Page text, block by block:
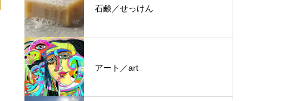
石鹸／せっけん
アート／art